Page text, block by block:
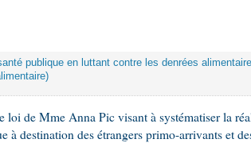
publique en luttant contre les denrées
loi de Mme Anna Pic visant à systématiser la
à destination des étrangers primo-arrivants et